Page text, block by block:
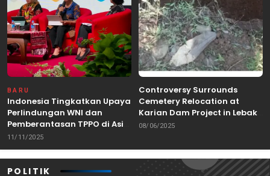
BARU
Indonesia Tingkatkan Upaya
Perlindungan WNI dan
Pemberantasan TPPO di Asia
Tenggara
11/11/2025
Controversy Surrounds
Cemetery Relocation at
Karian Dam Project in Lebak,
Banten
08/06/2025
POLITIK